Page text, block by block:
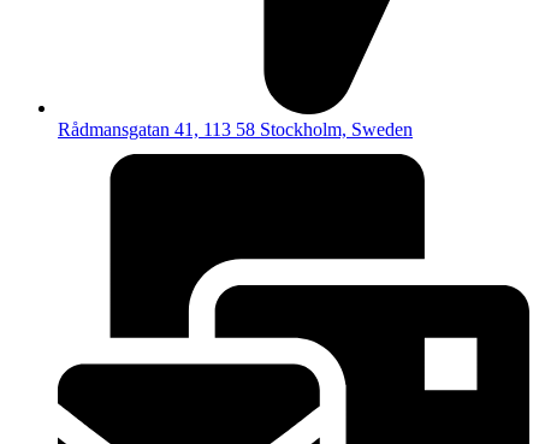
Rådmansgatan 41, 113 58 Stockholm, Sweden